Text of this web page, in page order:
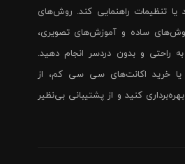
یا تنظیمات راهنمایی کند. روش‌های
ساده و آموزش‌های تصویری،
راحتی و بدون دردسر انجام دهید.
یا خرید اکانت‌های سی سی کم، از
کنید و از پشتیبانی بی‌نظیر